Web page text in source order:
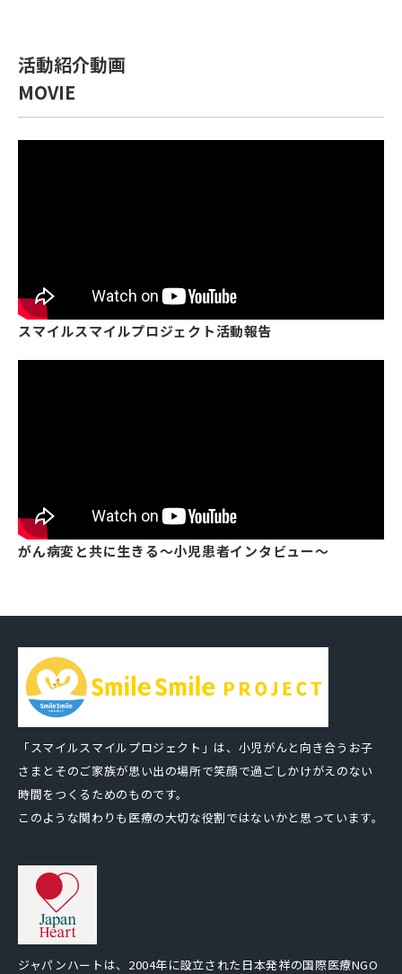
活動紹介動画
MOVIE
スマイルスマイルプロジェクト活動報告
がん病変と共に生きる〜小児患者インタビュー〜
「スマイルスマイルプロジェクト」は、小児がんと向き合うお子
さまとそのご家族が思い出の場所で笑顔で過ごしかけがえのない
時間をつくるためのものです。
このような関わりも医療の大切な役割ではないかと思っています。
ジャパンハートは、2004年に設立された日本発祥の国際医療NGO